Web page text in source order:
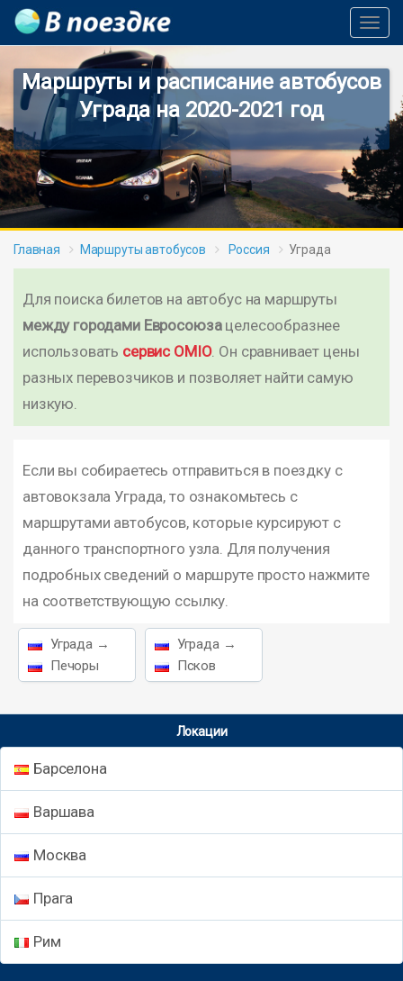
Маршруты и расписание автобусов
Уграда на 2020-2021 год
Главная Маршруты автобусов Россия Уграда
Для поиска билетов на автобус на маршруты
между городами Евросоюзацелесообразнее
использовать сервис OMIO. Он сравнивает цены
разных перевозчиков и позволяет найти самую
низкую.
Если вы собираетесь отправиться в поездку с
автовокзала Уграда, то ознакомьтесь с
маршрутами автобусов, которые курсируют с
данного транспортного узла. Для получения
подробных сведений о маршруте просто нажмите
на соответствующую ссылку.
Уграда →
Печоры
Уграда →
Псков
Локации
Барселона
Варшава
Москва
Прага
Рим